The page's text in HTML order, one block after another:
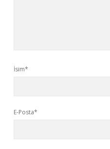
İsim*
E-Posta*